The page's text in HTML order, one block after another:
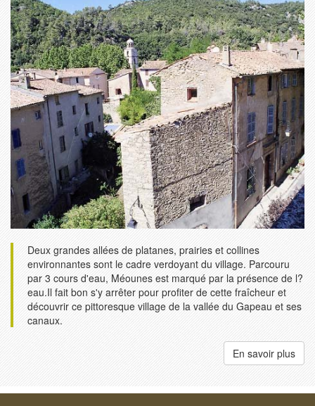
Deux grandes allées de platanes, prairies et collines
environnantes sont le cadre verdoyant du village. Parcouru
par 3 cours d'eau, Méounes est marqué par la présence de l?
eau.Il fait bon s'y arrêter pour profiter de cette fraîcheur et
découvrir ce pittoresque village de la vallée du Gapeau et ses
canaux.
En savoir plus